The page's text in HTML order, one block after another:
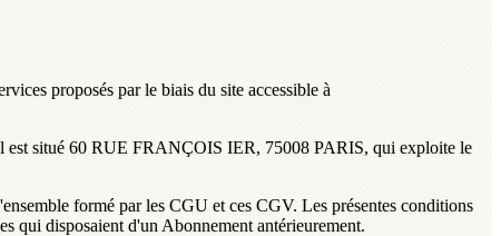
proposés par le biais du site accessible à
est situé 60 RUE FRANÇOIS IER, 75008 PARIS, qui exploite le
formé par les CGU et ces CGV. Les présentes conditions
qui disposaient d'un Abonnement antérieurement.